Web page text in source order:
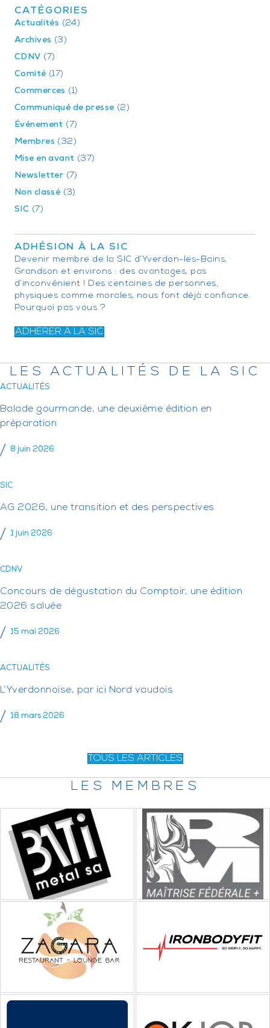
CATÉGORIES
Actualités (24)
Archives (3)
CDNV (7)
Comité (17)
Commerces (1)
Communiqué de presse (2)
Événement (7)
Membres (32)
Mise en avant (37)
Newsletter (7)
Non classé (3)
SIC (7)
ADHÉSION À LA SIC
Devenir membre de la SIC d’Yverdon-les-Bains,
Grandson et environs : des avantages, pas
d’inconvénient ! Des centaines de personnes,
physiques comme morales, nous font déjà confiance.
Pourquoi pas vous ?
ADHÉRER À LA SIC
LES ACTUALITÉS DE LA SIC
ACTUALITÉS
Balade gourmande, une deuxième édition en
préparation
8 juin 2026
SIC
AG 2026, une transition et des perspectives
1 juin 2026
CDNV
Concours de dégustation du Comptoir, une édition
2026 saluée
15 mai 2026
ACTUALITÉS
L’Yverdonnoise, par ici Nord vaudois
18 mars 2026
TOUS LES ARTICLES
LES MEMBRES